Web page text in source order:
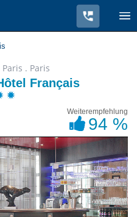
. Paris
Français
Weiterempfehlung
94 %